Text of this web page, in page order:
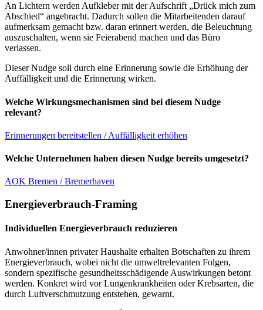
An Lichtern werden Aufkleber mit der Aufschrift „Drück mich zum
Abschied“ angebracht. Dadurch sollen die Mitarbeitenden darauf
aufmerksam gemacht bzw. daran erinnert werden, die Beleuchtung
auszuschalten, wenn sie Feierabend machen und das Büro
verlassen.
Dieser Nudge soll durch eine Erinnerung sowie die Erhöhung der
Auffälligkeit und die Erinnerung wirken.
Welche Wirkungsmechanismen sind bei diesem Nudge
relevant?
Erinnerungen bereitstellen / Auffälligkeit erhöhen
Welche Unternehmen haben diesen Nudge bereits umgesetzt?
AOK Bremen / Bremerhaven
Energieverbrauch-Framing
Individuellen Energieverbrauch reduzieren
Anwohner/innen privater Haushalte erhalten Botschaften zu ihrem
Energieverbrauch, wobei nicht die umweltrelevanten Folgen,
sondern spezifische gesundheitsschädigende Auswirkungen betont
werden. Konkret wird vor Lungenkrankheiten oder Krebsarten, die
durch Luftverschmutzung entstehen, gewarnt.